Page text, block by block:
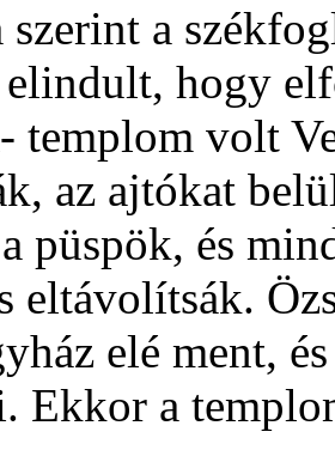
szerint a
hogy
templom volt
az ajtókat
püspök, és
eltávolítsák.
elé ment,
Ekkor a